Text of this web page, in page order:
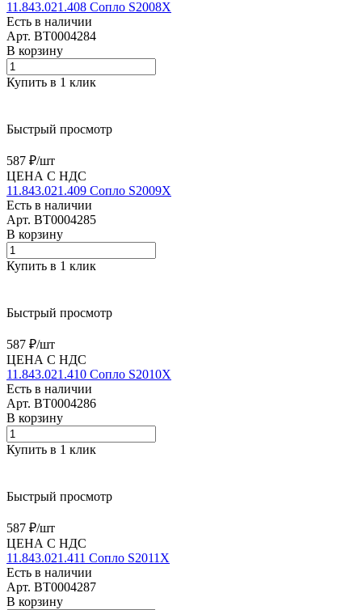
11.843.021.408 Сопло S2008X
Есть в наличии
Арт. BT0004284
В корзину
Купить в 1 клик
Быстрый просмотр
587 ₽/шт
ЦЕНА С НДС
11.843.021.409 Сопло S2009X
Есть в наличии
Арт. BT0004285
В корзину
Купить в 1 клик
Быстрый просмотр
587 ₽/шт
ЦЕНА С НДС
11.843.021.410 Сопло S2010X
Есть в наличии
Арт. BT0004286
В корзину
Купить в 1 клик
Быстрый просмотр
587 ₽/шт
ЦЕНА С НДС
11.843.021.411 Сопло S2011X
Есть в наличии
Арт. BT0004287
В корзину